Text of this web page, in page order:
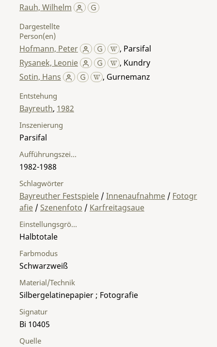
Rauh, Wilhelm
Dargestellte
Person(en)
Hofmann, Peter , Parsifal
Rysanek, Leonie
, Kundry
Sotin, Hans
, Gurnemanz
Entstehung
Bayreuth, 1982
Material/Technik
Silbergelatinepapier ; Fotografie
Einstellungsgröße
Halbtotale
Farbmodus
Schwarzweiß
Inszenierung
Parsifal
Aufführungszeitraum
1982-1988
Signatur
Bi 10405
Quelle
Schlagwörter
Bayreuther Festspiele / Innenaufnahme / Fotogr
afie / Szenenfoto / Karfreitagsaue